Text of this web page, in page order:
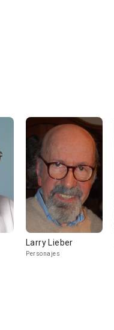
Larry Lieber
Personajes